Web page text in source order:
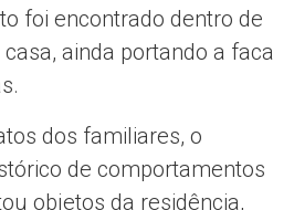
foi encontrado dentro de
ainda portando a faca
dos familiares, o
de comportamentos
objetos da residência,